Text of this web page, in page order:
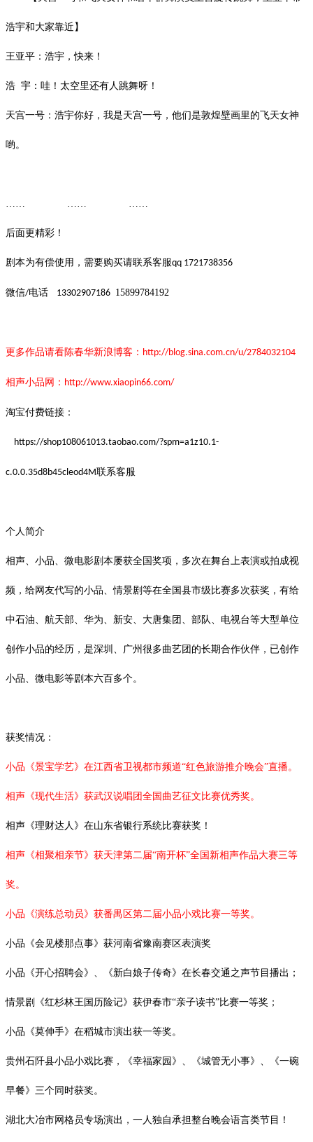
浩宇和大家靠近】
王亚平：浩宇，快来！
浩 宇：哇！太空里还有人跳舞呀！
天宫一号：浩宇你好，我是天宫一号，他们是敦煌壁画里的飞天女神
哟。
后面更精彩！
剧本为有偿使用，需要购买请联系客服qq 1721738356
微信/电话 13302907186 15899784192
更多作品请看陈春华新浪博客： http://blog.sina.com.cn/u/2784032104
相声小品网： http://www.xiaopin66.com/
淘宝付费链接：
https://shop108061013.taobao.com/?spm=a1z10.1-
c.0.0.35d8b45cleod4M联系客服
个人简介
相声、小品、微电影剧本屡获全国奖项，多次在舞台上表演或拍成视
频，给网友代写的小品、情景剧等在全国县市级比赛多次获奖，有给
中石油、航天部、华为、新安、大唐集团、部队、电视台等大型单位
创作小品的经历，是深圳、广州很多曲艺团的长期合作伙伴，已创作
小品、微电影等剧本六百多个。
获奖情况：
小品《景宝学艺》在江西省卫视都市频道“红色旅游推介晚会”直播。
相声《现代生活》获武汉说唱团全国曲艺征文比赛优秀奖。
相声《理财达人》在山东省银行系统比赛获奖！
相声《相聚相亲节》获天津第二届“南开杯”全国新相声作品大赛三等
奖。
小品《演练总动员》获番禺区第二届小品小戏比赛一等奖。
小品《会见楼那点事》获河南省豫南赛区表演奖
小品《开心招聘会》、《新白娘子传奇》在长春交通之声节目播出；
情景剧《红杉林王国历险记》获伊春市“亲子读书”比赛一等奖；
小品《莫伸手》在稻城市演出获一等奖。
贵州石阡县小品小戏比赛，《幸福家园》、《城管无小事》、《一碗
早餐》三个同时获奖。
湖北大冶市网格员专场演出，一人独自承担整台晚会语言类节目！